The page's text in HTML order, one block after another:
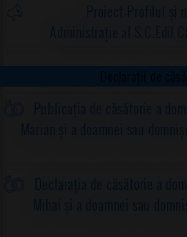
Proiect-Profilul și
Administrație al S.C.Edil
Declarații de
Publicația de căsătorie a
Marian și a doamnei sau
Declarația de căsătorie a
Mihai și a doamnei sau